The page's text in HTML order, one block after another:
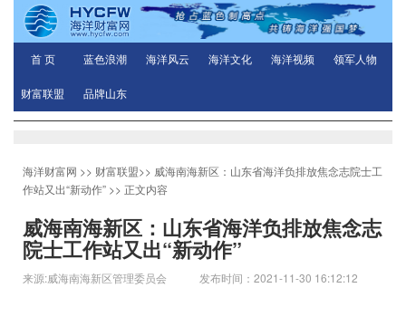
首 页 蓝色浪潮 海洋风云 海洋文化 海洋视频 领军人物
财富联盟 品牌山东
海洋财富网 >> 财富联盟>> 威海南海新区：山东省海洋负排放焦念志院士工
作站又出“新动作” >> 正文内容
威海南海新区：山东省海洋负排放焦念志
院士工作站又出“新动作”
来源:威海南海新区管理委员会 发布时间：2021-11-30 16:12:12